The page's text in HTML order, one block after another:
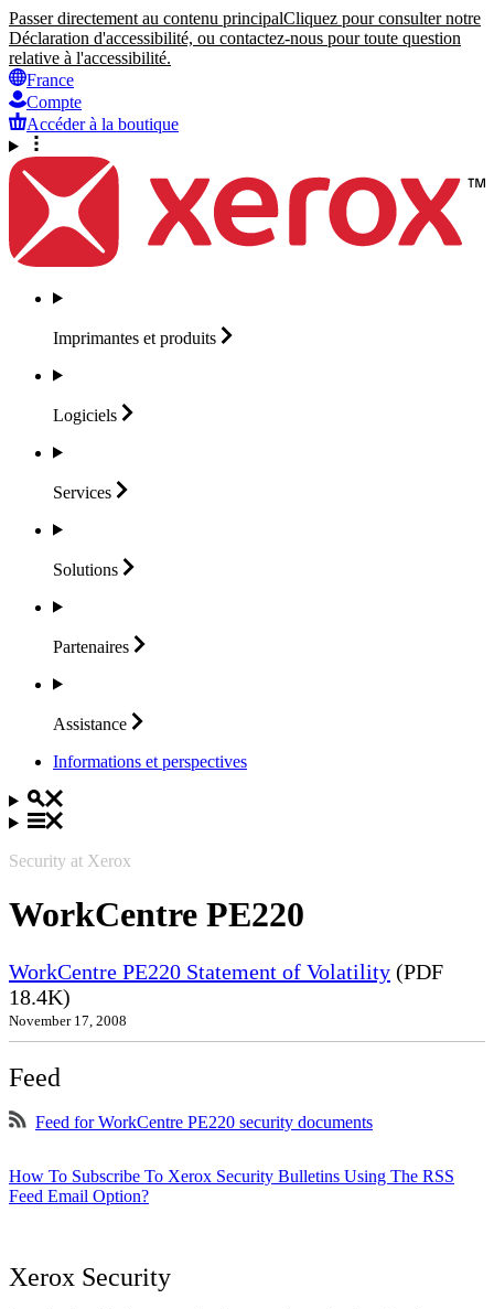
Passer directement au contenu principalCliquez pour consulter notre
Déclaration d'accessibilité, ou contactez-nous pour toute question
relative à l'accessibilité.
France
Compte
Accéder à la boutique
Imprimantes et produits
Logiciels
Services
Solutions
Partenaires
Assistance
Informations et perspectives
Security at Xerox
WorkCentre PE220
WorkCentre PE220 Statement of Volatility (PDF
18.4K)
November 17, 2008
Feed
Feed for WorkCentre PE220 security documents
How To Subscribe To Xerox Security Bulletins Using The RSS
Feed Email Option?
Xerox Security